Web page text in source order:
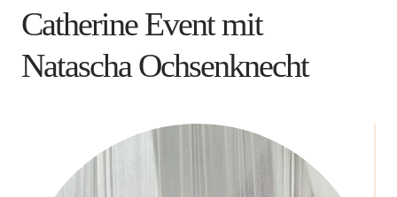
Catherine Event mit
Natascha Ochsenknecht